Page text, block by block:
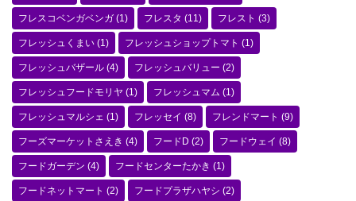
フレスコベンガベンガ (1) フレスタ (11) フレスト (3)
フレッシュくまい (1) フレッシュショップトマト (1)
フレッシュバザール (4) フレッシュバリュー (2)
フレッシュフードモリヤ (1) フレッシュマム (1)
フレッシュマルシェ (1) フレッセイ (8) フレンドマート (9)
フーズマーケットさえき (4) フードD (2) フードウェイ (8)
フードガーデン (4) フードセンターたかき (1)
フードネットマート (2) フードプラザハヤシ (2)